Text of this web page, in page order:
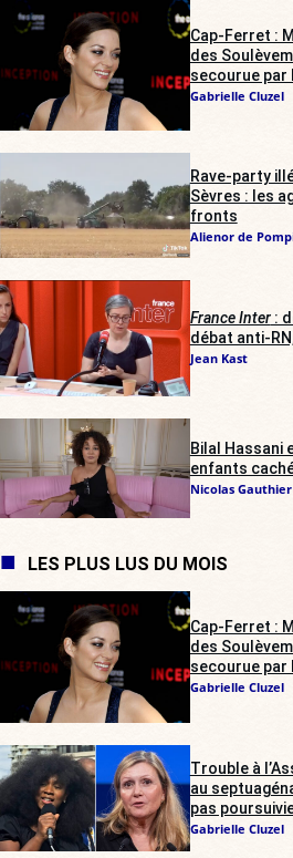
Cap-Ferret :
des
secourue par
Gabrielle Cluzel
Rave-party
Sèvres : les
fronts
Alienor de
France Inter:
débat anti-
Jean Kast
Bilal Hassani
enfants
Nicolas Gauthier
LES PLUS LUS DU MOIS
Cap-Ferret :
des
secourue par
Gabrielle Cluzel
Trouble à
au
pas
Gabrielle Cluzel